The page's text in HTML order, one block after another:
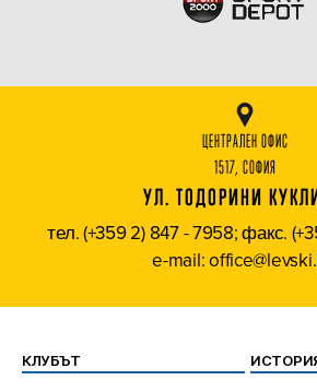
ЦЕНТРАЛЕН ОФИС
1517, СОФИЯ
УЛ. ТОДОРИНИ
тел. (+359 2) 847 - 7958; факс.
e-mail:
КЛУБЪТ